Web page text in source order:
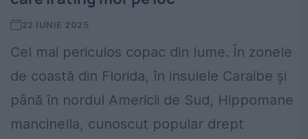
22 IUNIE 2025
Cel mai periculos copac din lume. În zonele
de coastă din Florida, în insulele Caraibe și
până în nordul Americii de Sud, Hippomane
mancinella, cunoscut popular drept